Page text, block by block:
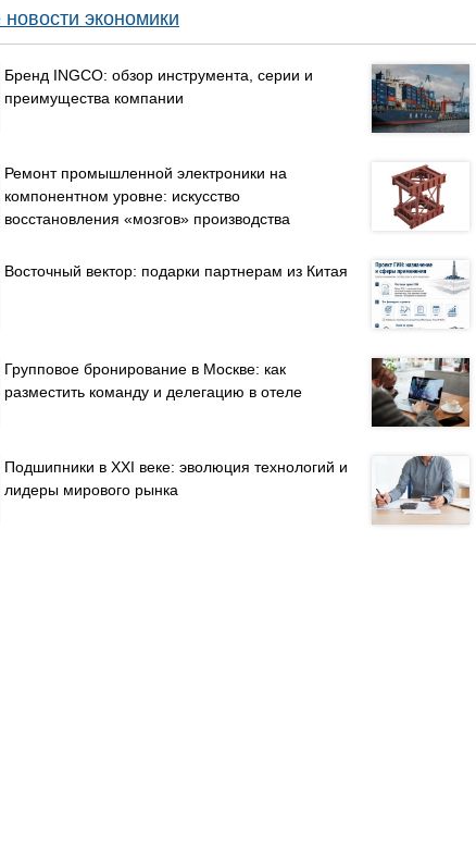
экономики
Бренд INGCO: обзор инструмента, серии и
преимущества компании
Ремонт промышленной электроники на
компонентном уровне: искусство
восстановления «мозгов» производства
Восточный вектор: подарки партнерам из Китая
Групповое бронирование в Москве: как
разместить команду и делегацию в отеле
Подшипники в XXI веке: эволюция технологий и
лидеры мирового рынка